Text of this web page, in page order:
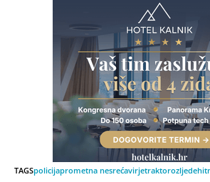
TAGSpolicijaprometna nesrećavirjetraktorozljede